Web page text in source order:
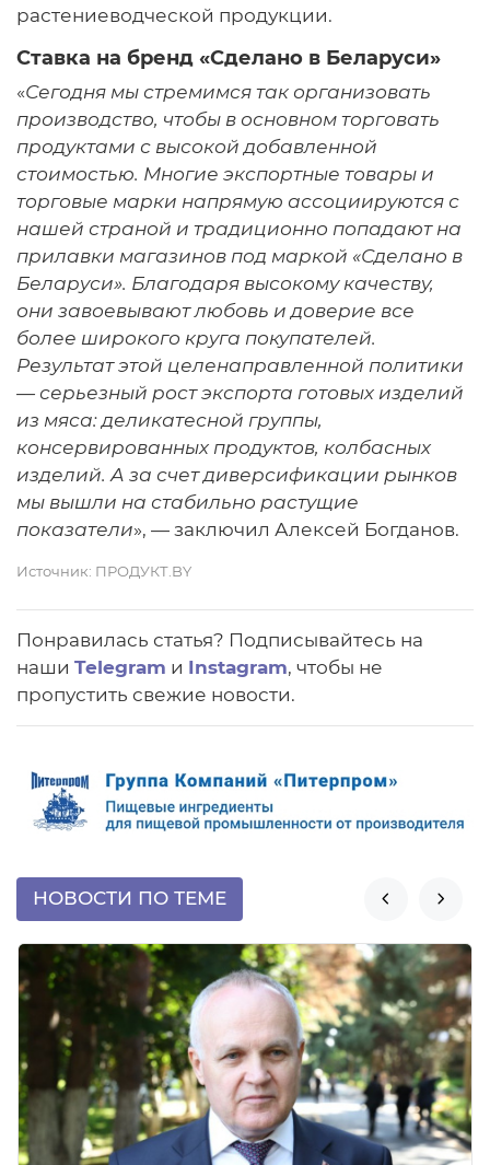
растениеводческой продукции.
Ставка на бренд «Сделано в Беларуси»
«Сегодня мы стремимся так организовать
производство, чтобы в основном торговать
продуктами с высокой добавленной
стоимостью. Многие экспортные товары и
торговые марки напрямую ассоциируются с
нашей страной и традиционно попадают на
прилавки магазинов под маркой «Сделано в
Беларуси». Благодаря высокому качеству,
они завоевывают любовь и доверие все
более широкого круга покупателей.
Результат этой целенаправленной политики
— серьезный рост экспорта готовых изделий
из мяса: деликатесной группы,
консервированных продуктов, колбасных
изделий. А за счет диверсификации рынков
мы вышли на стабильно растущие
показатели», — заключил Алексей Богданов.
Источник: ПРОДУКТ.BY
Понравилась статья? Подписывайтесь на
наши Telegram и Instagram, чтобы не
пропустить свежие новости.
НОВОСТИ ПО ТЕМЕ  